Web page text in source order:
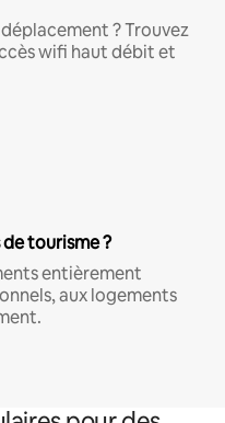
? Trouvez
wifi haut débit et
tourisme ?
entièrement
aux logements